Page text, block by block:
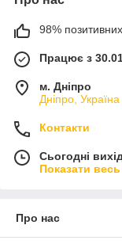
98% позитивних
Працює з
м. Дніпро
Дніпро, Україна
Контакти
Сьогодні
Показати
Про нас